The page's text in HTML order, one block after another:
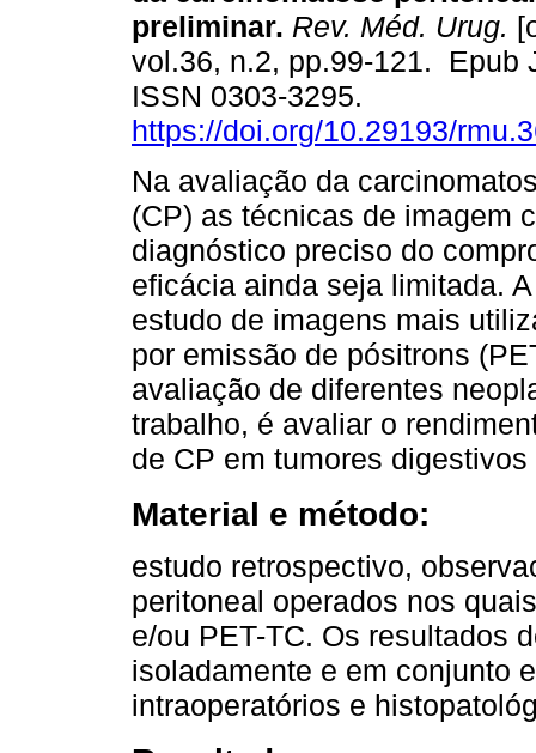
preliminar. Rev. Méd. Urug.
vol.36, n.2, pp.99-121. Epub
ISSN 0303-3295.
https://doi.org/10.29193/
Na avaliação da
(CP) as técnicas de imagem
diagnóstico preciso do
eficácia ainda seja limitada.
estudo de imagens mais
por emissão de pósitrons
avaliação de diferentes
trabalho, é avaliar o
de CP em tumores
Material e método:
estudo retrospectivo,
peritoneal operados nos
e/ou PET-TC. Os resultados
isoladamente e em conjunto
intraoperatórios e